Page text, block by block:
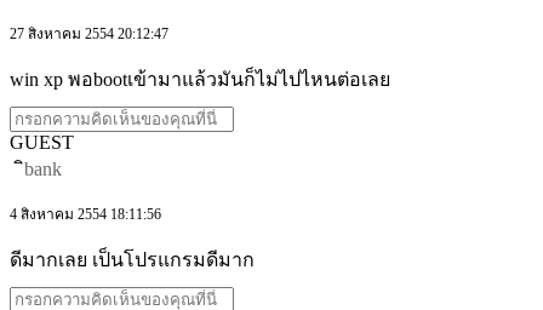
27 สิงหาคม 2554 20:12:47
win xp พอbootเข้ามาแล้วมันก็ไม่ไปไหนต่อเลย
GUEST
ิbank
4 สิงหาคม 2554 18:11:56
ดีมากเลย เป็นโปรแกรมดีมาก